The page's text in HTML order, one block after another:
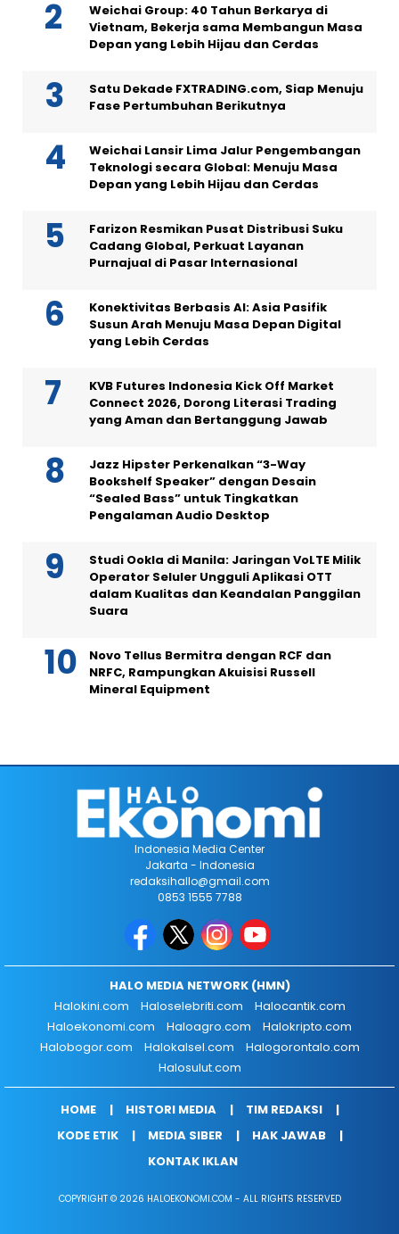
Weichai Group: 40 Tahun Berkarya di
Vietnam, Bekerja sama Membangun Masa
Depan yang Lebih Hijau dan Cerdas
Satu Dekade FXTRADING.com, Siap Menuju
Fase Pertumbuhan Berikutnya
Weichai Lansir Lima Jalur Pengembangan
Teknologi secara Global: Menuju Masa
Depan yang Lebih Hijau dan Cerdas
Farizon Resmikan Pusat Distribusi Suku
Cadang Global, Perkuat Layanan
Purnajual di Pasar Internasional
Konektivitas Berbasis AI: Asia Pasifik
Susun Arah Menuju Masa Depan Digital
yang Lebih Cerdas
KVB Futures Indonesia Kick Off Market
Connect 2026, Dorong Literasi Trading
yang Aman dan Bertanggung Jawab
Jazz Hipster Perkenalkan “3-Way
Bookshelf Speaker” dengan Desain
“Sealed Bass” untuk Tingkatkan
Pengalaman Audio Desktop
Studi Ookla di Manila: Jaringan VoLTE Milik
Operator Seluler Ungguli Aplikasi OTT
dalam Kualitas dan Keandalan Panggilan
Suara
Novo Tellus Bermitra dengan RCF dan
NRFC, Rampungkan Akuisisi Russell
Mineral Equipment
Indonesia Media Center
Jakarta - Indonesia
redaksihallo@gmail.com
0853 1555 7788
HALO MEDIA NETWORK (HMN)
Halokini.com
Haloselebriti.com
Halocantik.com
Haloekonomi.com
Haloagro.com
Halokripto.com
Halobogor.com
Halokalsel.com
Halogorontalo.com
Halosulut.com
HOME HISTORI MEDIA
TIM REDAKSI
KODE ETIK
MEDIA SIBER
HAK JAWAB
KONTAK IKLAN
COPYRIGHT © 2026 HALOEKONOMI.COM - ALL RIGHTS RESERVED